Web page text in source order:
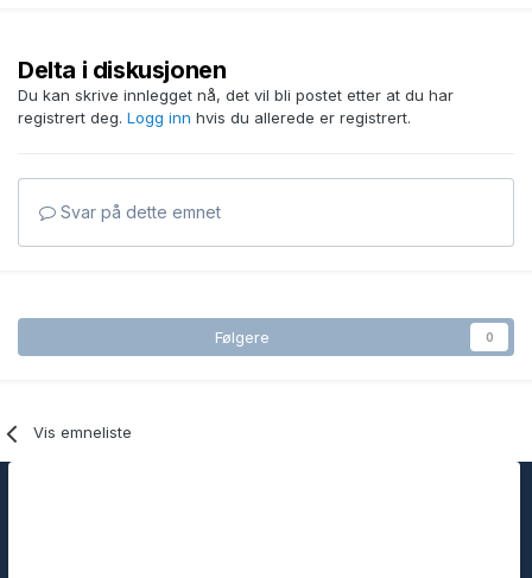
Delta i diskusjonen
Du kan skrive innlegget nå, det vil bli postet etter at du har
registrert deg. Logg inn hvis du allerede er registrert.
Svar på dette emnet
Følgere 0
Vis emneliste